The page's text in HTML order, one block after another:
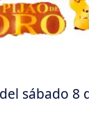
sábado 8